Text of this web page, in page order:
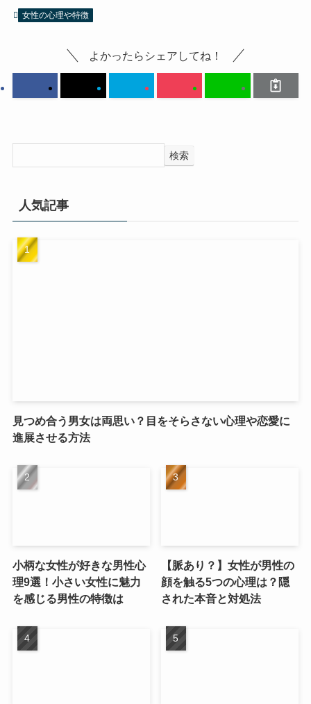
女性の心理や特徴
よかったらシェアしてね！
検索
人気記事
見つめ合う男女は両思い？目をそらさない心理や恋愛に
進展させる方法
小柄な女性が好きな男性心
理9選！小さい女性に魅力
を感じる男性の特徴は
【脈あり？】女性が男性の
顔を触る5つの心理は？隠
された本音と対処法